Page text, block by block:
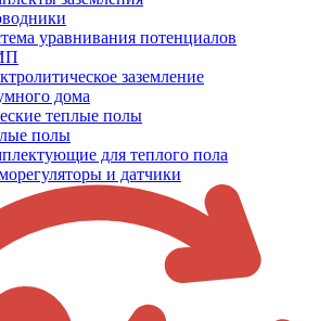
уравнивания потенциалов
заземление
дома
теплые полы
полы
для теплого пола
и датчики